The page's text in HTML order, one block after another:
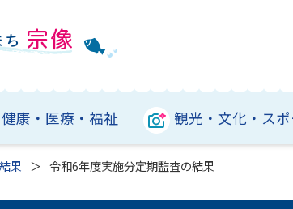
健康・医療・福祉 観光・文化・ス
果 令和6年度実施分定期監査の結果